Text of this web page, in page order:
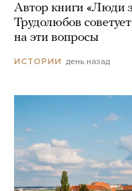
Автор книги «Люди
Трудолюбов
на эти вопросы
ИСТОРИИ день назад